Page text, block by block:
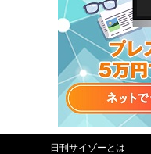
日刊サイゾーとは